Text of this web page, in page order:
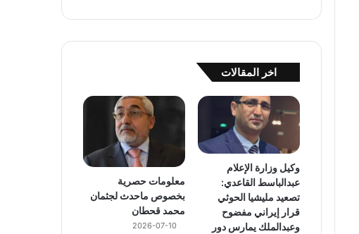
اخر المقالات
وكيل وزارة الإعلام
عبدالباسط القاعدي:
تصعيد مليشيا الحوثي
قرار إيراني مفضوح
وعبدالملك يمارس دور
معلومات حصرية
بخصوص ماحدث لجثمان
محمد قحطان
2026-07-10